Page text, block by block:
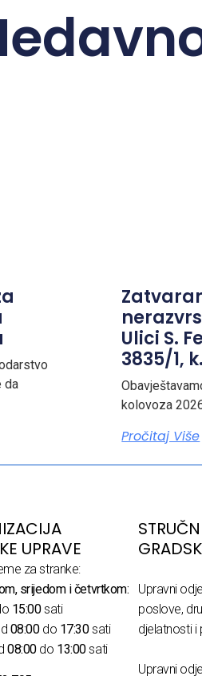
da
Ulici S.
3835/1,
kolovoza
Pročitaj Više
UPRAVE
za stranke:
srijedom i četvrtkom:
15:00sati
08:00do 17:30sati
08:00do 13:00sati
Upravni
poslove,
djelatnosti i
Upravni